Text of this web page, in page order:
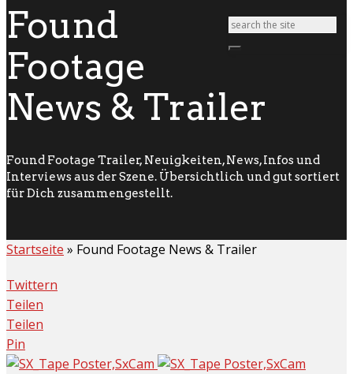
Found
Footage
News & Trailer
Found Footage Trailer, Neuigkeiten, News, Infos und
Interviews aus der Szene. Übersichtlich und gut sortiert
für Dich zusammengestellt.
Startseite » Found Footage News & Trailer
Twittern
Teilen
Teilen
Pin